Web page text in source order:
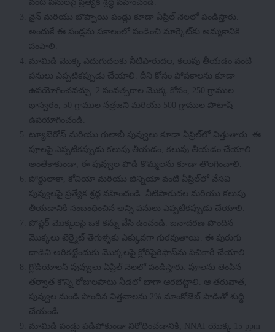
వైన్ మరియు బొప్పాయి పండ్లు కూడా ఏప్రిల్ నెలలో పండిస్తారు.
అందుకే ఈ పండ్లను సకాలంలో పండించి మార్కెట్‌కు అమ్మకానికి
పంపాలి.
మామిడి మొక్క ఎదుగుదలకు నీటిపారుదల, కలుపు తీయడం వంటి
పనులు ఎప్పటికప్పుడు చేయాలి. దీని కోసం పోషకాలను కూడా
ఉపయోగించవచ్చు. 2 సంవత్సరాల మొక్క కోసం, 250 గ్రాముల
భాస్వరం, 50 గ్రాముల నత్రజని మరియు 500 గ్రాముల పొటాష్
ఉపయోగించండి.
ట్యూబెరోస్ మరియు గులాబీ పువ్వులు కూడా ఏప్రిల్‌లో విత్తుతారు. ఈ
పూలపై ఎప్పటికప్పుడు కలుపు తీయడం, కలుపు తీయడం చేయాలి.
అంతేకాకుండా, ఈ పువ్వుల పొడి కొమ్మలను కూడా తొలగించాలి.
పోర్టులాకా, కోచియా మరియు జిన్నియా వంటి ఏప్రిల్‌లో వేసవి
పువ్వులపై ప్రత్యేక శ్రద్ధ వహించండి. నీటిపారుదల మరియు కలుపు
తీయడానికి సంబంధించిన అన్ని పనులు ఎప్పటికప్పుడు చేయాలి.
పోప్లర్ మొక్కలపై ఒక కన్ను వేసి ఉంచండి. జనాదరణ పొందిన
మొక్కలు టెర్మైట్ తెగుళ్ళకు ఎక్కువగా గురవుతాయి. ఈ పురుగు
దాడిని అరికట్టేందుకు మొక్కలపై క్లోరిపైరిఫాస్‌ను పిచికారీ చేయాలి.
గ్లోడియోలస్ పువ్వులు ఏప్రిల్ నెలలో పండిస్తారు. పూలను తెంపిన
తర్వాత కొన్ని రోజులపాటు నీడలో బాగా ఆరబెట్టాలి. ఆ తరువాత,
పువ్వుల నుండి పొందిన విత్తనాలను 2% మాంకోజెబ్ పొడితో శుద్ధి
చేయండి.
మామిడి పండ్లు పడిపోకుండా నిరోధించడానికి, NNAI యొక్క 15 ppm